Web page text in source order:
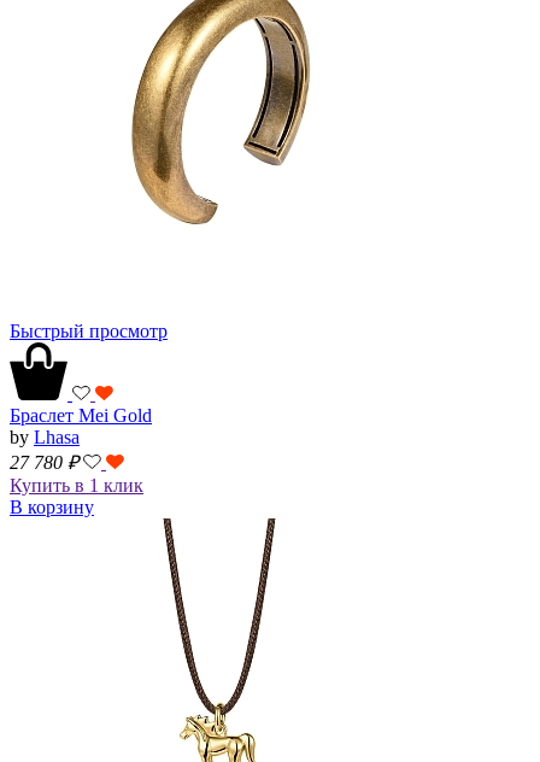
Быстрый просмотр
Браслет Mei Gold
by Lhasa
27 780 ₽
Купить в 1 клик
В корзину